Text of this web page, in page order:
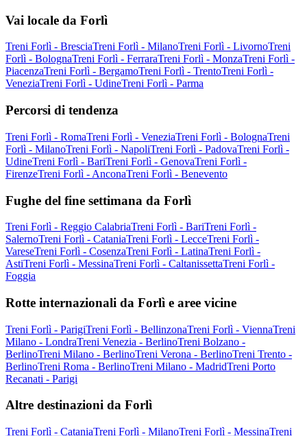
Vai locale da Forlì
Treni Forlì - BresciaTreni Forlì - MilanoTreni Forlì - LivornoTreni
Forlì - BolognaTreni Forlì - FerraraTreni Forlì - MonzaTreni Forlì -
PiacenzaTreni Forlì - BergamoTreni Forlì - TrentoTreni Forlì -
VeneziaTreni Forlì - UdineTreni Forlì - Parma
Percorsi di tendenza
Treni Forlì - RomaTreni Forlì - VeneziaTreni Forlì - BolognaTreni
Forlì - MilanoTreni Forlì - NapoliTreni Forlì - PadovaTreni Forlì -
UdineTreni Forlì - BariTreni Forlì - GenovaTreni Forlì -
FirenzeTreni Forlì - AnconaTreni Forlì - Benevento
Fughe del fine settimana da Forlì
Treni Forlì - Reggio CalabriaTreni Forlì - BariTreni Forlì -
SalernoTreni Forlì - CataniaTreni Forlì - LecceTreni Forlì -
VareseTreni Forlì - CosenzaTreni Forlì - LatinaTreni Forlì -
AstiTreni Forlì - MessinaTreni Forlì - CaltanissettaTreni Forlì -
Foggia
Rotte internazionali da Forlì e aree vicine
Treni Forlì - ParigiTreni Forlì - BellinzonaTreni Forlì - ViennaTreni
Milano - LondraTreni Venezia - BerlinoTreni Bolzano -
BerlinoTreni Milano - BerlinoTreni Verona - BerlinoTreni Trento -
BerlinoTreni Roma - BerlinoTreni Milano - MadridTreni Porto
Recanati - Parigi
Altre destinazioni da Forlì
Treni Forlì - CataniaTreni Forlì - MilanoTreni Forlì - MessinaTreni